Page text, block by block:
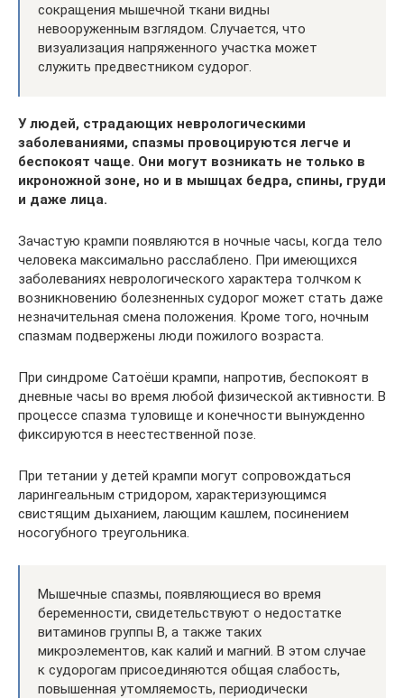
сокращения мышечной ткани видны
невооруженным взглядом. Случается, что
визуализация напряженного участка может
служить предвестником судорог.
У людей, страдающих неврологическими
заболеваниями, спазмы провоцируются легче и
беспокоят чаще. Они могут возникать не только в
икроножной зоне, но и в мышцах бедра, спины, груди
и даже лица.
Зачастую крампи появляются в ночные часы, когда тело
человека максимально расслаблено. При имеющихся
заболеваниях неврологического характера толчком к
возникновению болезненных судорог может стать даже
незначительная смена положения. Кроме того, ночным
спазмам подвержены люди пожилого возраста.
При синдроме Сатоёши крампи, напротив, беспокоят в
дневные часы во время любой физической активности. В
процессе спазма туловище и конечности вынужденно
фиксируются в неестественной позе.
При тетании у детей крампи могут сопровождаться
ларингеальным стридором, характеризующимся
свистящим дыханием, лающим кашлем, посинением
носогубного треугольника.
Мышечные спазмы, появляющиеся во время
беременности, свидетельствуют о недостатке
витаминов группы В, а также таких
микроэлементов, как калий и магний. В этом случае
к судорогам присоединяются общая слабость,
повышенная утомляемость, периодически